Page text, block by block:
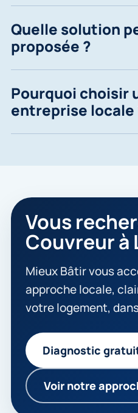
Quelle solution
proposée ?
Pourquoi choisir
entreprise locale
Vous
Couvreur à
Mieux Bâtir vous
approche locale,
votre logement,
Diagnostic
Voir notre